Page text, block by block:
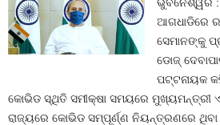
ଆଗଧାଡିରେ
ସେମାନଙ୍କୁ
ଡୋଜ୍‍
ପଟ୍ଟନାୟକ
କୋଭିଡ ସ୍ଥିତି ସମୀକ୍ଷା ସମୟରେ ମୁଖ୍ୟମନ୍ତ୍ରୀ
ରାଜ୍ୟରେ କୋଭିଡ ସମ୍ପୂର୍ଣ୍ଣ ନିୟନ୍ତ୍ରଣରେ ଥିବା